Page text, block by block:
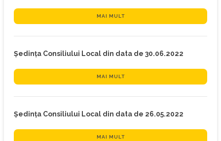
MAI MULT
Ședința Consiliului Local din data de 30.06.2022
MAI MULT
Ședința Consiliului Local din data de 26.05.2022
MAI MULT